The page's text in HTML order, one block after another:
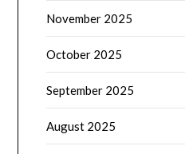
November 2025
October 2025
September 2025
August 2025